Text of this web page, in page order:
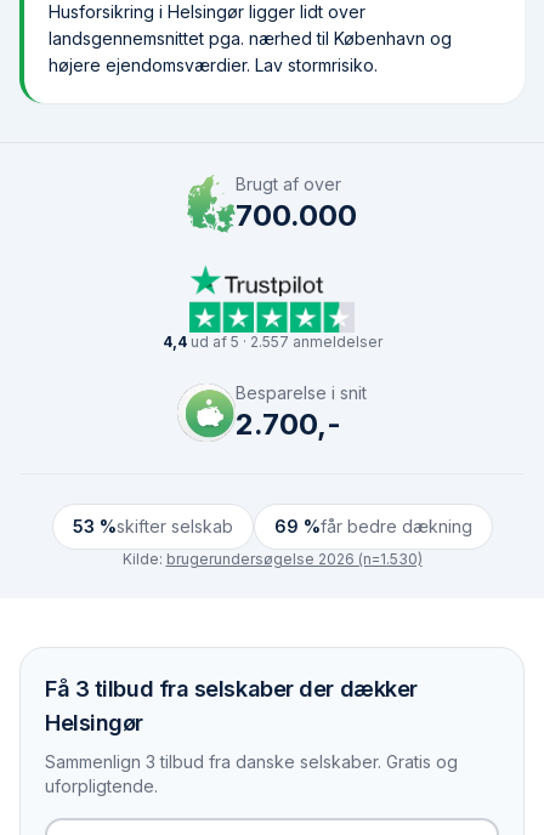
Husforsikring i Helsingør ligger lidt over
landsgennemsnittet pga. nærhed til København og
højere ejendomsværdier. Lav stormrisiko.
Brugt af over
700.000
4,4ud af 5 · 2.557 anmeldelser
Besparelse i snit
2.700,-
53 %skifter selskab 69 %får bedre dækning
Kilde: brugerundersøgelse 2026 (n=1.530)
Få 3 tilbud fra selskaber der dækker
Helsingør
Sammenlign 3 tilbud fra danske selskaber. Gratis og
uforpligtende.